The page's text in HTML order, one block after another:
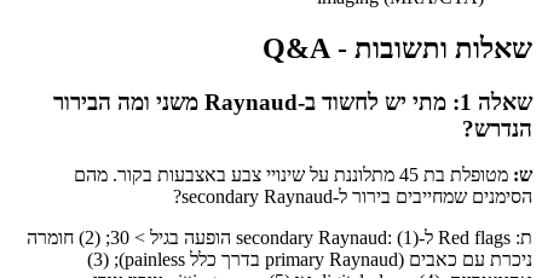
שאלות ותשובות - Q&A
שאלה 1: מתי יש לחשוד ב-Raynaud משני ומה הבירור
הנדרש?
ש:
מטופלת בת 45 מתלוננת על שינויי צבע באצבעות בקור. מהם
הסימנים שמחייבים בירור ל-secondary Raynaud?
ת: Red flags ל-secondary Raynaud: (1) הופעה בגיל > 30; (2) חומרה
ניכרת עם כאבים (primary Raynaud בדרך כלל painless); (3)